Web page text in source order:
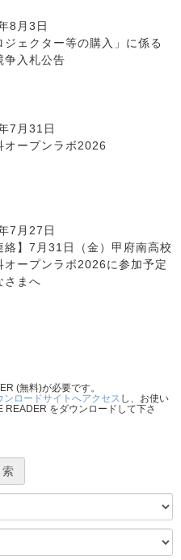
8月3日
ジェクター等の購入」に係る
争入札公告
7月31日
オープンラボ2026
7月27日
絡】7月31日（金）甲府南高校
オープンラボ2026に参加予定
さまへ
(無料)が必要です。
ンロードサイトへアクセス し、お使い
READER をダウンロードして下さ